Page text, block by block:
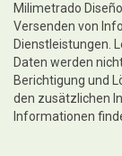
Milimetrado
Versenden von
Dienstleistungen.
Daten werden
Berichtigung und
den zusätzlichen
Informationen